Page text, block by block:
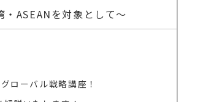
ASEANを対象として～
ローバル戦略講座！